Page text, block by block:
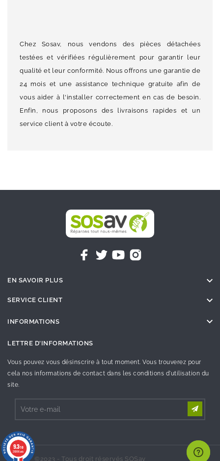
Chez Sosav, nous vendons des pièces détachées
testées et vérifiées régulièrement pour garantir leur
qualité et leur conformité. Nous offrons une garantie de
24 mois et une assistance technique gratuite afin de
vous aider à l'installer correctement en cas de besoin.
Enfin, nous proposons des livraisons rapides et un
service client à votre écoute.
EN SAVOIR PLUS 
SERVICE CLIENT 
INFORMATIONS 
LETTRE D'INFORMATIONS
Vous pouvez vous désinscrire à tout moment. Vous trouverez pour
cela nos informations de contact dans les conditions d'utilisation du
site.
©2023 - Tous droit réservés SOSav
9.3/10
26996 avis